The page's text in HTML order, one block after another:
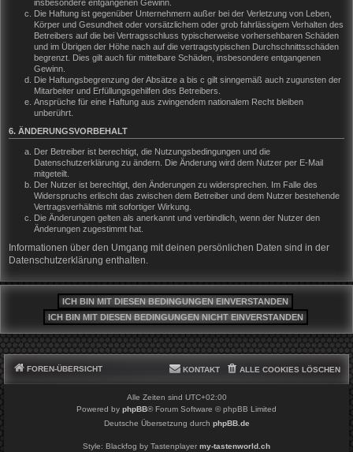
insbesondere entgangenen Gewinn.
Die Haftung ist gegenüber Unternehmern außer bei der Verletzung von Leben,
Körper und Gesundheit oder vorsätzlichem oder grob fahrlässigem Verhalten des
Betreibers auf die bei Vertragsschluss typischerweise vorhersehbaren Schäden
und im Übrigen der Höhe nach auf die vertragstypischen Durchschnittsschäden
begrenzt. Dies gilt auch für mittelbare Schäden, insbesondere entgangenen
Gewinn.
Die Haftungsbegrenzung der Absätze a bis c gilt sinngemäß auch zugunsten der
Mitarbeiter und Erfüllungsgehilfen des Betreibers.
Ansprüche für eine Haftung aus zwingendem nationalem Recht bleiben
unberührt.
6. ÄNDERUNGSVORBEHALT
Der Betreiber ist berechtigt, die Nutzungsbedingungen und die
Datenschutzerklärung zu ändern. Die Änderung wird dem Nutzer per E-Mail
mitgeteilt.
Der Nutzer ist berechtigt, den Änderungen zu widersprechen. Im Falle des
Widerspruchs erlischt das zwischen dem Betreiber und dem Nutzer bestehende
Vertragsverhältnis mit sofortiger Wirkung.
Die Änderungen gelten als anerkannt und verbindlich, wenn der Nutzer den
Änderungen zugestimmt hat.
Informationen über den Umgang mit deinen persönlichen Daten sind in der
Datenschutzerklärung enthalten.
FOREN-ÜBERSICHT ALLE COOKIES LÖSCHEN
KONTAKT
Alle Zeiten sind UTC+02:00
Powered by phpBB® Forum Software © phpBB Limited
Deutsche Übersetzung durch phpBB.de
Style: Blackfog by Tastenplayer my-tastenworld.ch